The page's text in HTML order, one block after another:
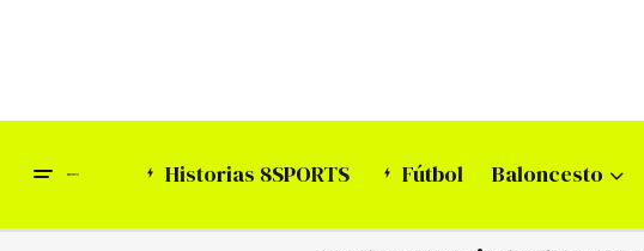
Historias 8SPORTS Fútbol Baloncesto